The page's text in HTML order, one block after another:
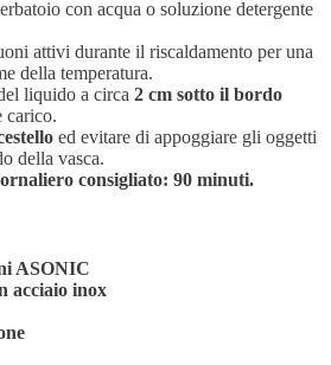
con acqua o soluzione detergente
attivi durante il riscaldamento per una
della temperatura.
liquido a circa 2 cm sotto il bordo
carico.
ed evitare di appoggiare gli oggetti
della vasca.
consigliato: 90 minuti.
ASONIC
acciaio inox